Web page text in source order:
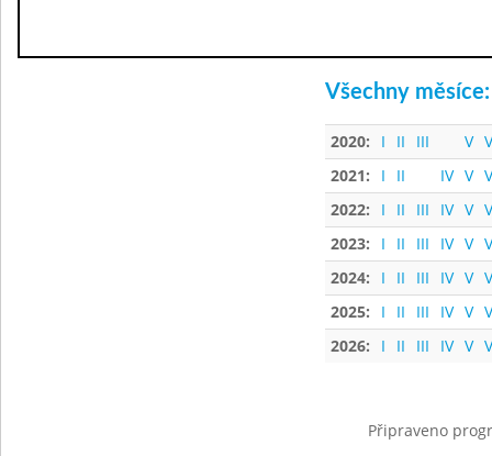
Všechny měsíce:
2020: I II III V
2021:
I II IV V
2022:
I II III IV V
2023:
I II III IV V
2024:
I II III IV V
2025:
I II III IV V
2026:
I II III IV V
Připraveno